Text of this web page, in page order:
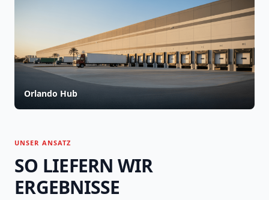
UNSER ANSATZ
SO LIEFERN WIR
ERGEBNISSE
Orlando Hub